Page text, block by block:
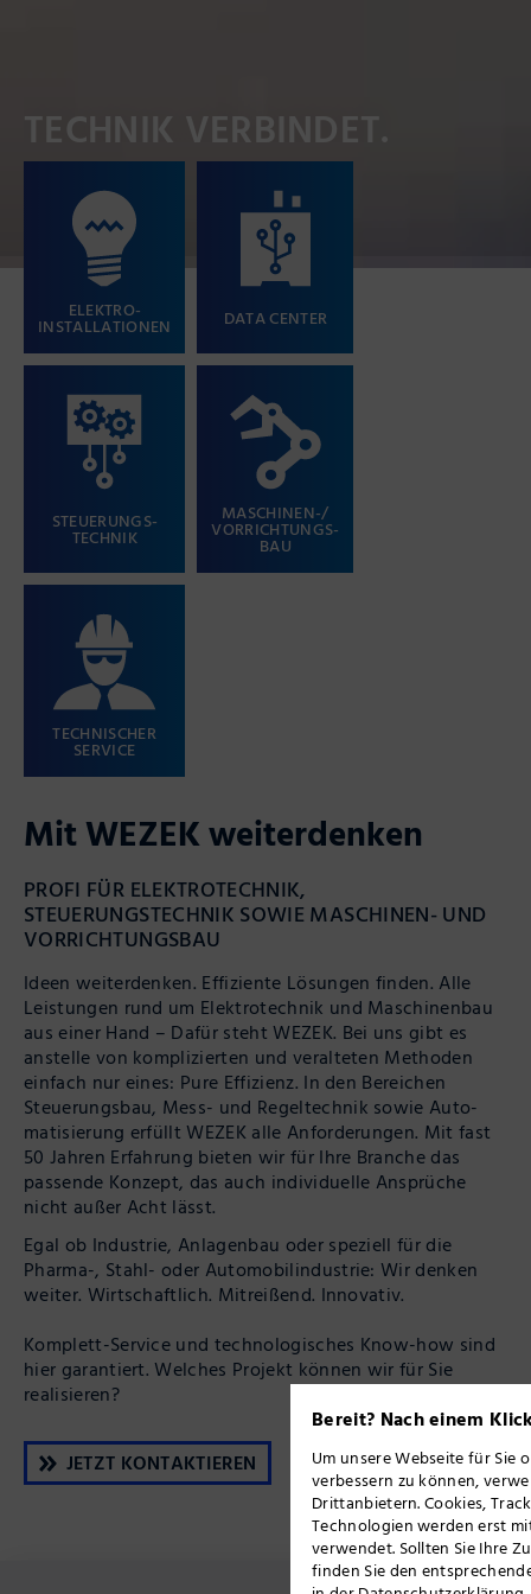
Bereit? Nach einem
Um unsere Webseite für
verbessern zu können,
Drittanbietern. Cookies,
Technologien werden erst
verwendet. Sollten Sie Ihre
finden Sie den
TECHNIK VERBINDET.
Navigation
überspringen
ELEKTRO­
INSTALLATIONEN DATA CENTER
STEUERUNGS­
TECHNIK
MASCHINEN-/
VORRICHTUNGS­
BAU
TECHNISCHER
SERVICE
Mit WEZEK weiterdenken
PROFI FÜR ELEKTROTECHNIK,
STEUERUNGSTECHNIK SOWIE MASCHINEN- UND
VORRICHTUNGSBAU
Ideen weiterdenken. Effiziente Lösungen finden. Alle
Leistungen rund um Elektro­technik und Maschinen­bau
aus einer Hand – Dafür steht WEZEK. Bei uns gibt es
anstelle von komplizierten und veralteten Methoden
einfach nur eines: Pure Effizienz. In den Bereichen
Steuerungs­bau, Mess- und Regel­technik sowie Auto­
matisierung erfüllt WEZEK alle An­forderungen. Mit fast
50 Jahren Erfahrung bieten wir für Ihre Branche das
passende Konzept, das auch indi­viduelle Ansprüche
nicht außer Acht lässt.
Egal ob Industrie, Anlage­nbau oder speziell für die
Pharma-, Stahl- oder Automobil­industrie: Wir denken
weiter. Wirtschaftlich. Mitreißend. Innovativ.
Komplett-Service und technologisches Know-how sind
hier garantiert. Welches Projekt können wir für Sie
realisieren?
JETZT KONTAKTIEREN